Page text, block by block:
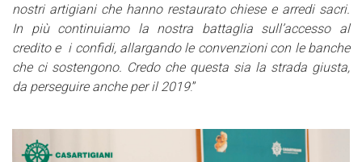
nostri artigiani che hanno restaurato chiese e arredi sacri.
In più continuiamo la nostra battaglia sull’accesso al
credito e i confidi, allargando le convenzioni con le banche
che ci sostengono. Credo che questa sia la strada giusta,
da perseguire anche per il 2019.”